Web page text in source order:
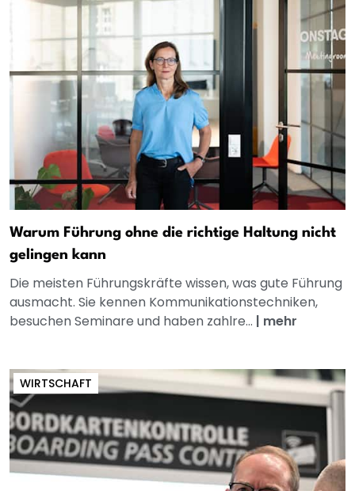
Warum Führung ohne die richtige Haltung nicht
gelingen kann
Die meisten Führungskräfte wissen, was gute Führung
ausmacht. Sie kennen Kommunikationstechniken,
besuchen Seminare und haben zahlre... | mehr
WIRTSCHAFT